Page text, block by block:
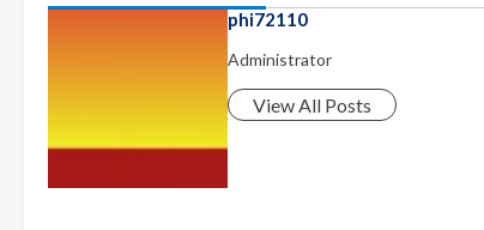
phi72110
Administrator
View All Posts